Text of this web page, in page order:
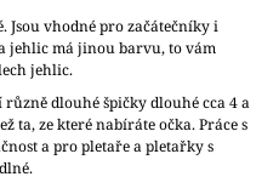
Jsou vhodné pro začátečníky i
jehlic má jinou barvu, to vám
jehlic.
dlouhé špičky dlouhé cca 4 a
ta, ze které nabíráte očka. Práce s
a pro pletaře a pletařky s